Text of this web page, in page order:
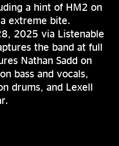
a hint of HM2 on
extreme bite.
2025 via Listenable
the band at full
Nathan Sadd on
bass and vocals,
drums, and Lexell